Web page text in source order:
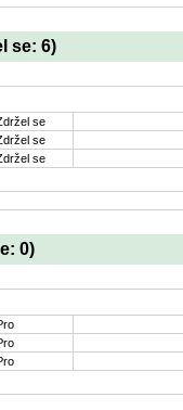
se: 6)
se
se
se
0)